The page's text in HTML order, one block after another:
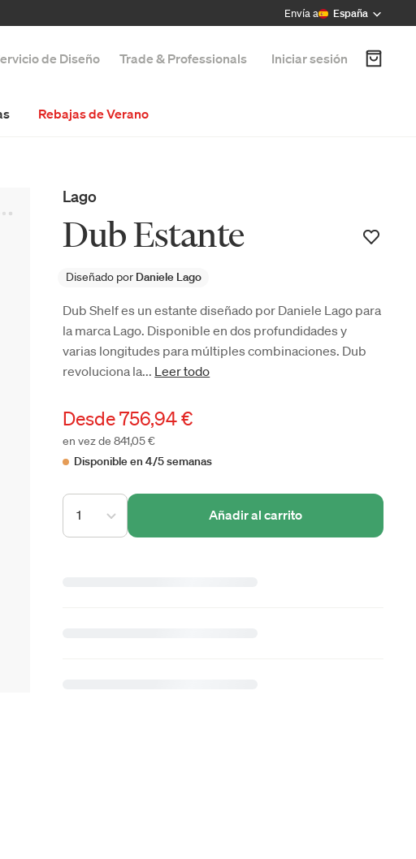
Envía a España
de Diseño Trade & Professionals Iniciar sesión
Rebajas de Verano
Lago
Dub Estante
Diseñado por Daniele Lago
Dub Shelf es un estante diseñado por Daniele Lago para
la marca Lago. Disponible en dos profundidades y
varias longitudes para múltiples combinaciones. Dub
revoluciona la... Leer todo
Desde756,94 €
en vez de 841,05 €
Disponible en 4/5 semanas
1 Añadir al carrito